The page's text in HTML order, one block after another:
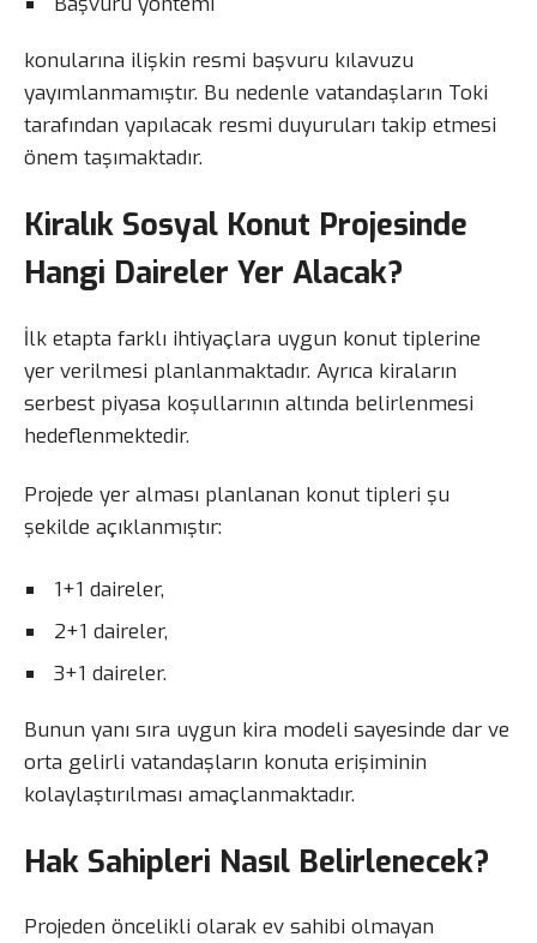
konularına ilişkin resmi başvuru kılavuzu
yayımlanmamıştır. Bu nedenle vatandaşların Toki
tarafından yapılacak resmi duyuruları takip etmesi
önem taşımaktadır.
Kiralık Sosyal Konut Projesinde
Hangi Daireler Yer Alacak?
İlk etapta farklı ihtiyaçlara uygun konut tiplerine
yer verilmesi planlanmaktadır. Ayrıca kiraların
serbest piyasa koşullarının altında belirlenmesi
hedeflenmektedir.
Projede yer alması planlanan konut tipleri şu
şekilde açıklanmıştır:
1+1 daireler,
2+1 daireler,
3+1 daireler.
Bunun yanı sıra uygun kira modeli sayesinde dar ve
orta gelirli vatandaşların konuta erişiminin
kolaylaştırılması amaçlanmaktadır.
Hak Sahipleri Nasıl Belirlenecek?
Projeden öncelikli olarak ev sahibi olmayan